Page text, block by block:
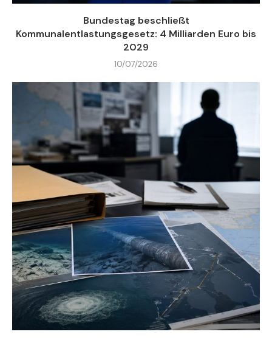
Bundestag beschließt
Kommunalentlastungsgesetz: 4 Milliarden Euro bis
2029
10/07/2026